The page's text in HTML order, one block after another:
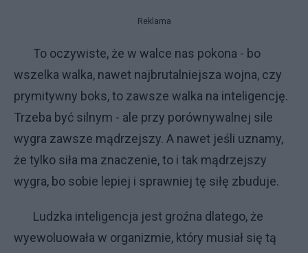
Reklama
To oczywiste, że w walce nas pokona - bo
wszelka walka, nawet najbrutalniejsza wojna, czy
prymitywny boks, to zawsze walka na inteligencję.
Trzeba być silnym - ale przy porównywalnej sile
wygra zawsze mądrzejszy. A nawet jeśli uznamy,
że tylko siła ma znaczenie, to i tak mądrzejszy
wygra, bo sobie lepiej i sprawniej tę siłę zbuduje.
Ludzka inteligencja jest groźna dlatego, że
wyewoluowała w organizmie, który musiał się tą